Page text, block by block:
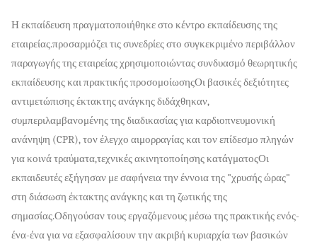
Η εκπαίδευση πραγματοποιήθηκε στο κέντρο εκπαίδευσης της
εταιρείας.προσαρμόζει τις συνεδρίες στο συγκεκριμένο περιβάλλον
παραγωγής της εταιρείας χρησιμοποιώντας συνδυασμό θεωρητικής
εκπαίδευσης και πρακτικής προσομοίωσηςΟι βασικές δεξιότητες
αντιμετώπισης έκτακτης ανάγκης διδάχθηκαν,
συμπεριλαμβανομένης της διαδικασίας για καρδιοπνευμονική
ανάνηψη (CPR), τον έλεγχο αιμορραγίας και τον επίδεσμο πληγών
για κοινά τραύματα,τεχνικές ακινητοποίησης κατάγματοςΟι
εκπαιδευτές εξήγησαν με σαφήνεια την έννοια της "χρυσής ώρας"
στη διάσωση έκτακτης ανάγκης και τη ζωτικής της
σημασίας.Οδηγούσαν τους εργαζόμενους μέσω της πρακτικής ενός-
ένα-ένα για να εξασφαλίσουν την ακριβή κυριαρχία των βασικών